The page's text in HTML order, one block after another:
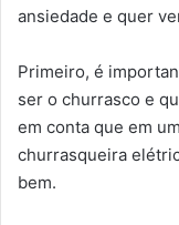
ansiedade e quer
Primeiro, é
ser o churrasco e
em conta que em
churrasqueira
bem.